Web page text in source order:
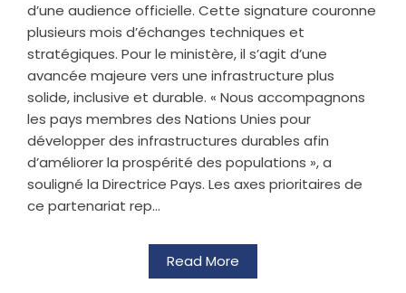
d’une audience officielle. Cette signature couronne
plusieurs mois d’échanges techniques et
stratégiques. Pour le ministère, il s’agit d’une
avancée majeure vers une infrastructure plus
solide, inclusive et durable. « Nous accompagnons
les pays membres des Nations Unies pour
développer des infrastructures durables afin
d’améliorer la prospérité des populations », a
souligné la Directrice Pays. Les axes prioritaires de
ce partenariat rep...
Read More